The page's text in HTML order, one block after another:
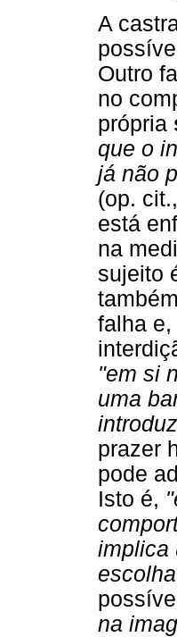
A
Outro
no
própria
que o
já não
(op.
está
na
sujeito
falha
"em si
uma
prazer
pode
Isto é,
implica
na